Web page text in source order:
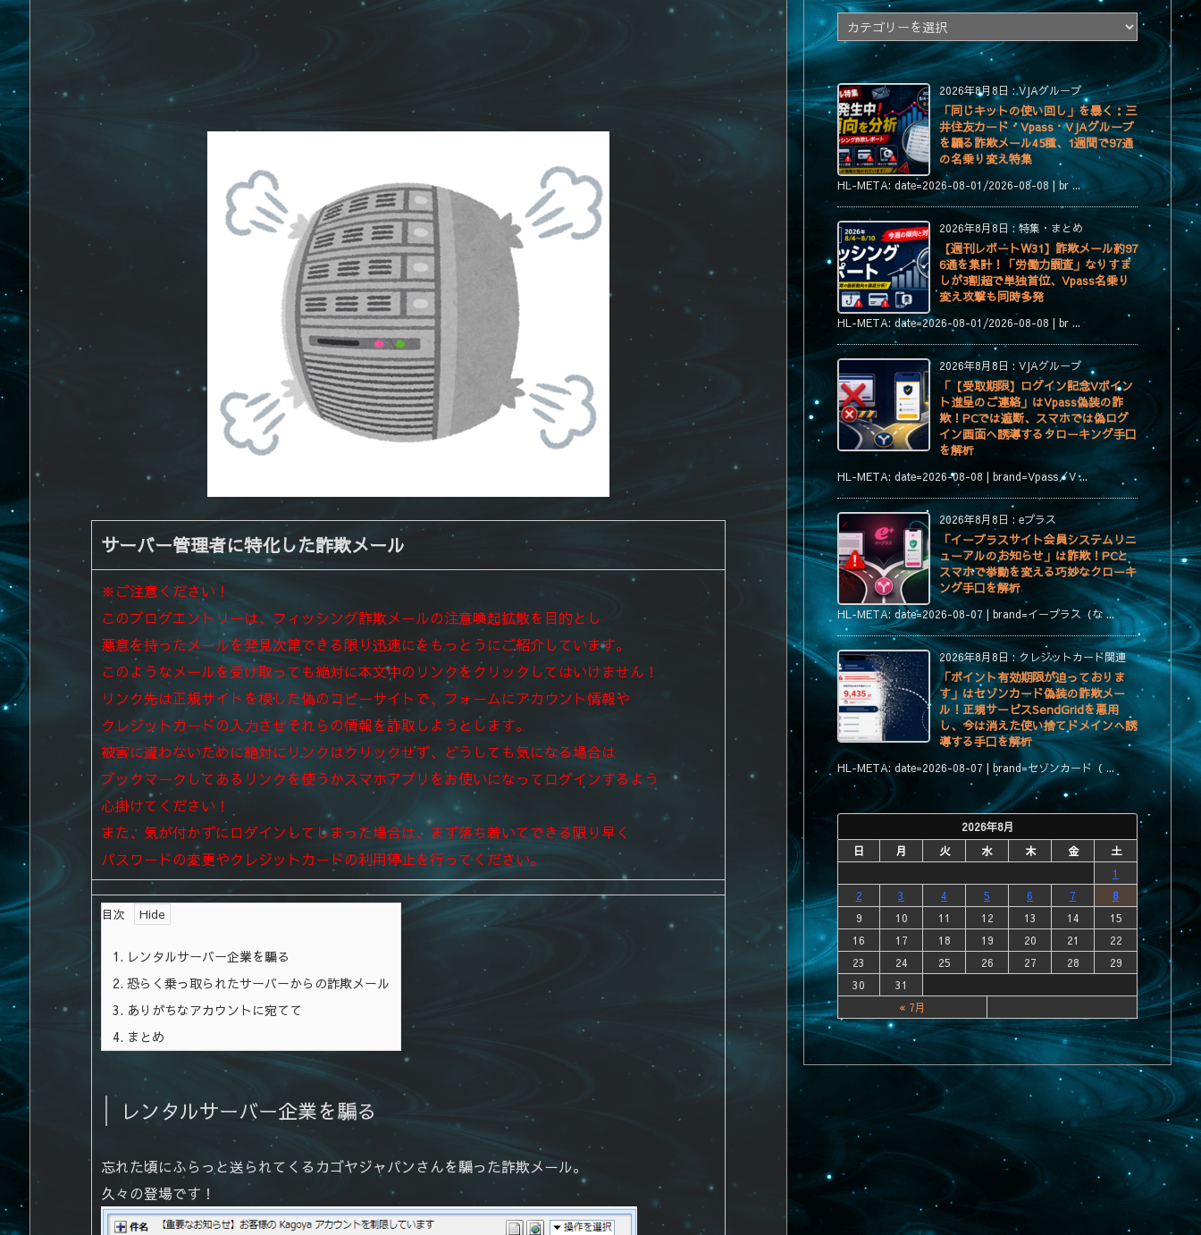
サーバー管理者に特化した詐欺メール
※ご注意ください！
このブログエントリーは、フィッシング詐欺メールの注意喚起拡散を目的とし
悪意を持ったメールを発見次第できる限り迅速にをもっとうにご紹介しています。
このようなメールを受け取っても絶対に本文中のリンクをクリックしてはいけません！
リンク先は正規サイトを模した偽のコピーサイトで、フォームにアカウント情報や
クレジットカードの入力させそれらの情報を詐取しようとします。
被害に遭わないために絶対にリンクはクリックせず、 どうしても気になる場合は
ブックマークしてあるリンクを使うかスマホアプリをお使いになってログインするよう
心掛けてください！
また、気が付かずにログインしてしまった場合は、まず落ち着いてできる限り早く
パスワードの変更やクレジットカードの利用停止を行ってください。
目次
1. レンタルサーバー企業を騙る
2. 恐らく乗っ取られたサーバーからの詐欺メール
3. ありがちなアカウントに宛てて
4. まとめ
レンタルサーバー企業を騙る
忘れた頃にふらっと送られてくるカゴヤジャパンさんを騙った詐欺メール。
久々の登場です！
カ
テ
ゴ
ー
2026年8月8日:VJAグループ
「同じキットの使い回し」を暴く：三
井住友カード・Vpass・VJAグループ
を騙る詐欺メール45種、1週間で97通
の名乗り変え特集
HL-META: date=2026-08-01/2026-08-08 | br ...
2026年8月8日 : 特集・まとめ
【週刊レポートW31】詐欺メール約97
6通を集計！「労働力調査」なりすま
しが3割超で単独首位、Vpass名乗り
変え攻撃も同時多発
HL-META: date=2026-08-01/2026-08-08 | br ...
2026年8月8日 : VJAグループ
「【受取期限】ログイン記念Vポイン
ト進呈のご連絡」はVpass偽装の詐
欺！PCでは遮断、スマホでは偽ログ
イン画面へ誘導するクローキング手口
を解析
HL-META: date=2026-08-08 | brand=Vpass／V ...
2026年8月8日 : eプラス
「イープラスサイト会員システムリニ
ューアルのお知らせ」は詐欺！PCと
スマホで挙動を変える巧妙なクローキ
ング手口を解析
HL-META: date=2026-08-07 | brand=イープラス（な ...
2026年8月8日:クレジットカード関連
「ポイント有効期限が迫っておりま
す」はセゾンカード偽装の詐欺メー
ル！正規サービスSendGridを悪用
し、今は消えた使い捨てドメインへ誘
導する手口を解析
HL-META: date=2026-08-07 | brand=セゾンカード（ ...
2026年8月
日
月 火 水 木 金
土
1
2
3 4 5 6 7
8
9
10 11 12 13 14
15
16
17 18 19 20 21
22
23
24 25 26 27 28
29
30
31
« 7月